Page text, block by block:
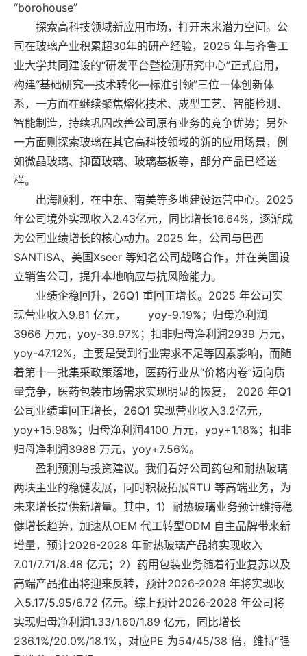
“borohouse”
探索高科技领域新应用市场，打开未来潜力空间。公
司在玻璃产业积累超30年的研产经验，2025 年与齐鲁工
业大学共同建设的“研发平台暨检测研究中心”正式启用，
构建“基础研究—技术转化—标准引领”三位一体创新体
系，一方面在继续聚焦熔化技术、成型工艺、智能检测、
智能制造，持续巩固改善公司原有业务的竞争优势；另外
一方面则探索玻璃在其它高科技领域的新的应用场景，例
如微晶玻璃、抑菌玻璃、玻璃基板等，部分产品已经送
样。
出海顺利，在中东、南美等多地建设运营中心。2025
年公司境外实现收入2.43亿元，同比增长16.64%，逐渐成
为公司业绩增长的核心动力。2025 年，公司与巴西
SANTISA、美国Xseer 等知名公司战略合作，并在美国设
立销售公司，提升本地响应与抗风险能力。
业绩企稳回升，26Q1 重回正增长。2025 年公司实
现营业收入9.81 亿元， yoy-9.19%；归母净利润
3966 万元，yoy-39.97%；扣非归母净利润2939 万元，
yoy-47.12%，主要是受到行业需求不足等因素影响，而随
着第十一批集采政策落地，医药行业从“价格内卷”迈向质
量竞争，医药包装市场需求实现明显的恢复， 2026 年Q1
公司业绩重回正增长，26Q1 实现营业收入3.2亿元，
yoy+15.98%；归母净利润4100 万元，yoy+1.18%；扣非
归母净利润3988 万元，yoy+7.56%。
盈利预测与投资建议。我们看好公司药包和耐热玻璃
两块主业的稳健发展，同时积极拓展RTU 等高端业务，为
未来增长提供新增量。其中，1）耐热玻璃业务预计维持稳
健增长趋势，加速从OEM 代工转型ODM 自主品牌带来新
增量，预计2026-2028 年耐热玻璃产品将实现收入
7.01/7.71/8.48 亿元；2）药用包装业务随着行业复苏以及
高端产品推出将迎来反转，预计2026-2028 年将实现收
入5.17/5.95/6.72 亿元。综上预计2026-2028 年公司将
实现归母净利润1.33/1.60/1.89 亿元，同比增长
236.1%/20.0%/18.1%，对应PE 为54/45/38 倍，维持“强